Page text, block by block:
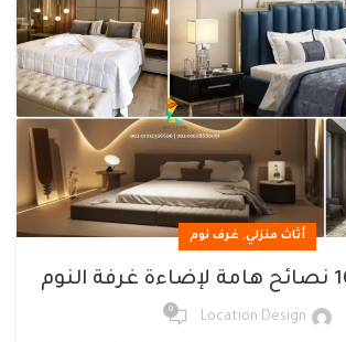
أثاث منزلي, غرف نوم
Location Design
0